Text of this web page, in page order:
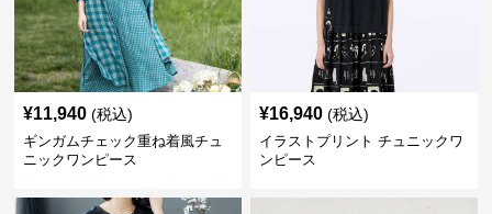
¥11,940 (税込)
ギンガムチェック重ね着風チュ
ニックワンピース
¥16,940 (税込)
イラストプリント チュニックワ
ンピース